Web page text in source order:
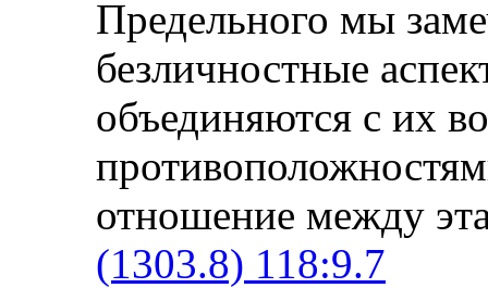
Предельного мы
безличностные
объединяются с их
отношение между
(1303.8) 118:9.7